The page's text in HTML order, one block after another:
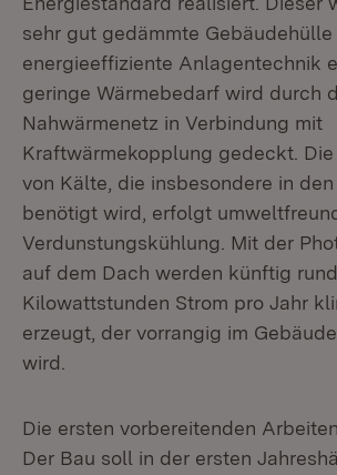
sehr gut gedämmte Gebäudehülle
energieeffiziente Anlagentechnik
geringe Wärmebedarf wird durch
Nahwärmenetz in Verbindung mit
Kraftwärmekopplung gedeckt.
von Kälte, die insbesondere in
benötigt wird, erfolgt
Verdunstungskühlung. Mit der
auf dem Dach werden künftig
Kilowattstunden Strom pro Jahr
erzeugt, der vorrangig im
wird.
Die ersten vorbereitenden
Der Bau soll in der ersten